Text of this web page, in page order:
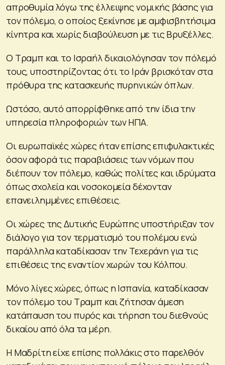
απροθυμία λόγω της έλλειψης νομικής βάσης για
τον πόλεμο, ο οποίος ξεκίνησε με αμφισβητήσιμα
κίνητρα και χωρίς διαβούλευση με τις Βρυξέλλες.
Ο Τραμπ και το Ισραήλ δικαιολόγησαν τον πόλεμό
τους, υποστηρίζοντας ότι το Ιράν βρισκόταν στα
πρόθυρα της κατασκευής πυρηνικών όπλων.
Ωστόσο, αυτό απορρίφθηκε από την ίδια την
υπηρεσία πληροφοριών των ΗΠΑ.
Οι ευρωπαϊκές χώρες ήταν επίσης επιφυλακτικές
όσον αφορά τις παραβιάσεις των νόμων που
διέπουν τον πόλεμο, καθώς πολίτες και ιδρύματα
όπως σχολεία και νοσοκομεία δέχονταν
επανειλημμένες επιθέσεις.
Οι χώρες της Δυτικής Ευρώπης υποστήριξαν τον
διάλογο για τον τερματισμό του πολέμου ενώ
παράλληλα καταδίκασαν την Τεχεράνη για τις
επιθέσεις της εναντίον χωρών του Κόλπου.
Μόνο λίγες χώρες, όπως η Ισπανία, καταδίκασαν
τον πόλεμο του Τραμπ και ζήτησαν άμεση
κατάπαυση του πυρός και τήρηση του διεθνούς
δικαίου από όλα τα μέρη.
Η Μαδρίτη είχε επίσης πολλάκις στο παρελθόν